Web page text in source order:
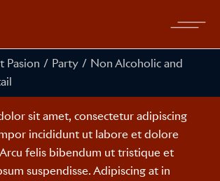
Pasion Party
Non Alcoholic and
sit amet, consectetur adipiscing
incididunt ut labore et dolore
Arcu felis bibendum ut tristique et
suspendisse. Adipiscing at in